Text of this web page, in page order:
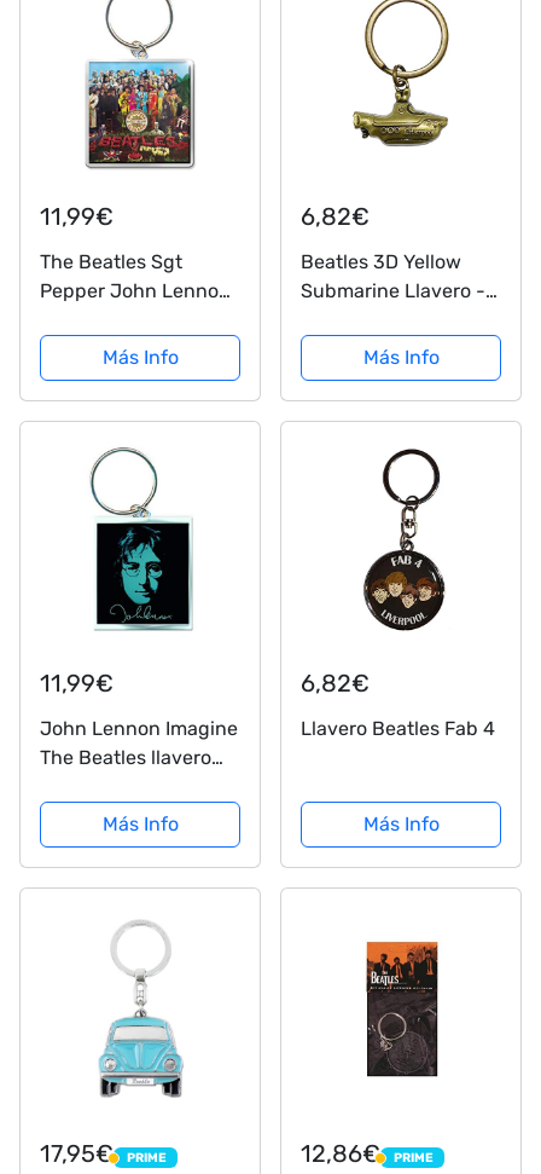
11,99€
The Beatles Sgt
Pepper John Lennon
licenciaMás Info
6,82€
Beatles 3D Yellow
Submarine Llavero -
Más Info
11,99€
John Lennon Imagine
The Beatles llavero
Más Info
6,82€
Llavero Beatles Fab 4
Más Info
17,95€ PRIME
PRIME 12,86€ PRIME
PRIME